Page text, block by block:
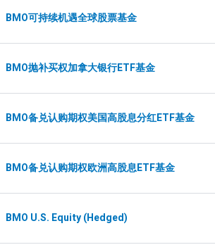
BMO可持续机遇全球股票基金
BMO抛补买权加拿大银行ETF基金
BMO备兑认购期权美国高股息分红ETF基金
BMO备兑认购期权欧洲高股息ETF基金
BMO U.S. Equity (Hedged)